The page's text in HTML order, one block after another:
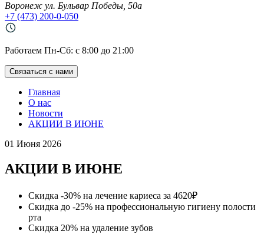
Воронеж ул. Бульвар Победы, 50а
+7 (473) 200-0-050
Работаем Пн-Cб: с 8:00 до 21:00
Связаться с нами
Главная
О нас
Новости
АКЦИИ В ИЮНЕ
01 Июня 2026
АКЦИИ В ИЮНЕ
Скидка -30% на лечение кариеса за 4620₽
Скидка до -25% на профессиональную гигиену полости
рта
Скидка 20% на удаление зубов